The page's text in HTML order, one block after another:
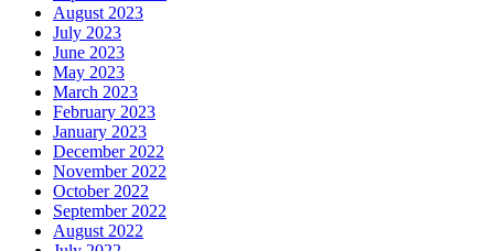
August 2023
July 2023
June 2023
May 2023
March 2023
February 2023
January 2023
December 2022
November 2022
October 2022
September 2022
August 2022